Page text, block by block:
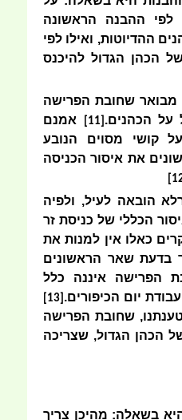
ההבנה הראשונה
ההדיוטות, ואילו לפי
הכהן הגדול להיכנס
מבואר שחובת הפרישה
על הכהנים. [11]
אמנם
קושי מסוים הנובע
את איסור הכניסה
הובאה לעיל, ולפיה
הכללי של כניסת זר
כאלו אין למנות את
בדעת שאר הראשונים
הפרישה איננה כלל
יום הכיפורים. [13]
שחובת הפרישה
הכהן הגדול, שצריכה
בשאלה: מהיכן צריך